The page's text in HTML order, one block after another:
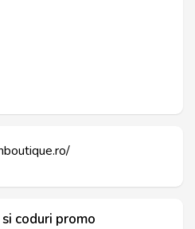
coduri promo